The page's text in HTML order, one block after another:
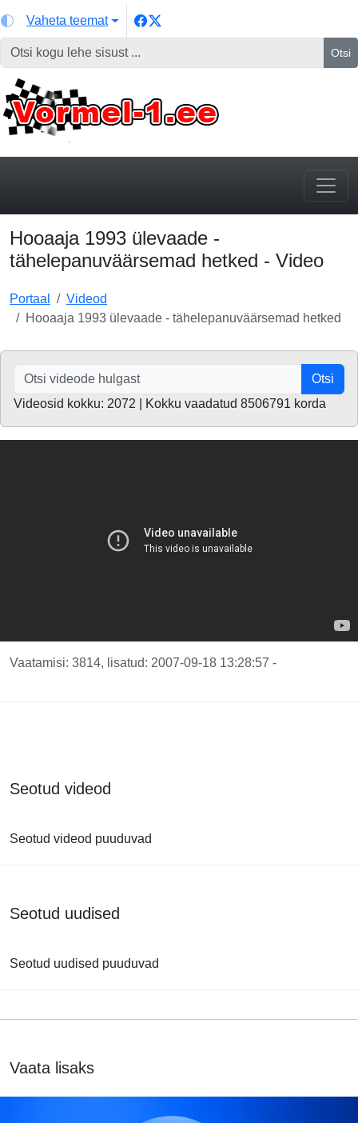
Vaheta teemat
Otsi
Hooaaja 1993 ülevaade -
tähelepanuväärsemad hetked - Video
Portaal
Videod
Hooaaja 1993 ülevaade - tähelepanuväärsemad hetked
Otsi
Videosid kokku: 2072 | Kokku vaadatud 8506791 korda
Vaatamisi: 3814, lisatud: 2007-09-18 13:28:57 -
Seotud videod
Seotud videod puuduvad
Seotud uudised
Seotud uudised puuduvad
Vaata lisaks